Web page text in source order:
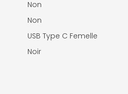
Non
Non
USB Type C Femelle
Noir